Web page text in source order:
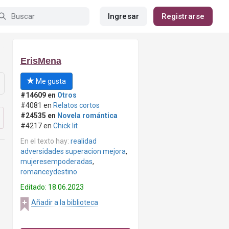
Ingresar Registrarse
ErisMena
Me gusta
#14609 en Otros
#4081 en Relatos cortos
#24535 en Novela romántica
#4217 en Chick lit
En el texto hay: realidad
adversidades superacion mejora,
mujeresempoderadas,
romanceydestino
Editado: 18.06.2023
Añadir a la biblioteca